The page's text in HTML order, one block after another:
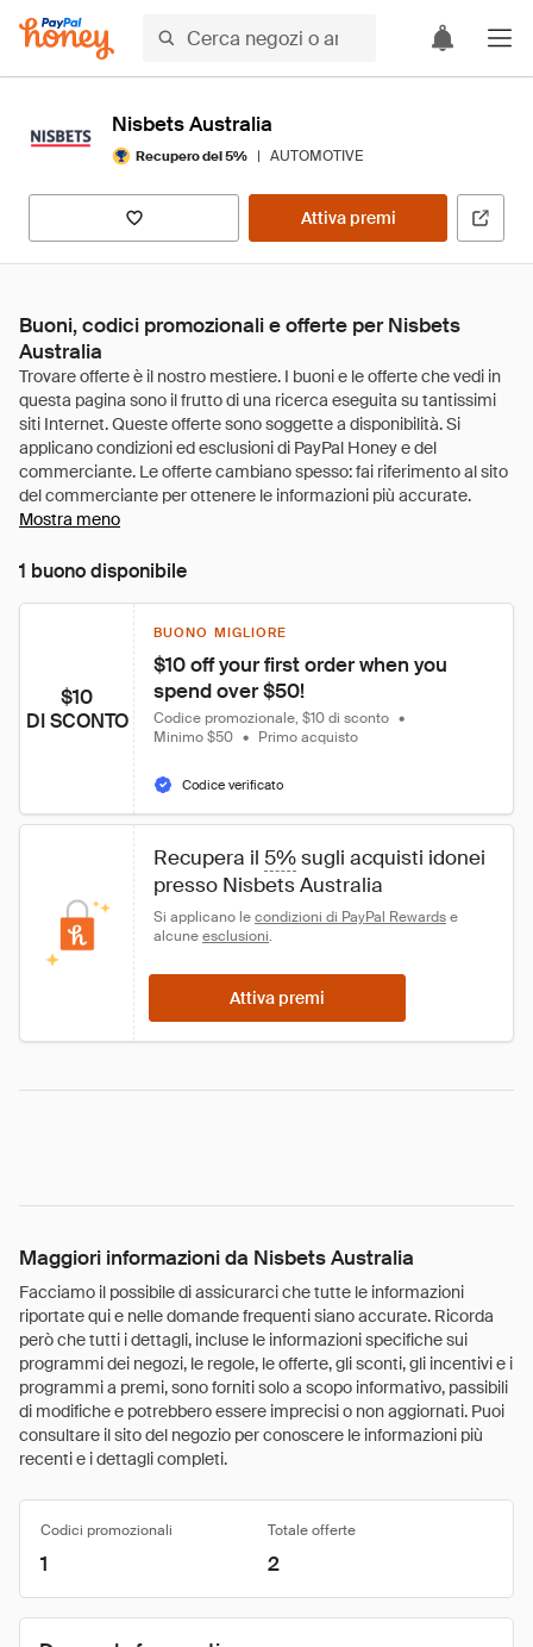
Nisbets Australia
Recupero del 5% | AUTOMOTIVE
Attiva premi
Buoni, codici promozionali e offerte per Nisbets
Australia
Mostra meno
1 buono disponibile
$10
DI SCONTO
BUONO MIGLIORE
$10 off your first order when you
spend over $50!
Codice promozionale, $10 di sconto •
Minimo $50 • Primo acquisto
Codice verificato
Recupera il 5% sugli acquisti idonei
presso Nisbets Australia
Si applicano le condizioni di PayPal Rewards e
alcune esclusioni.
Attiva premi
Maggiori informazioni da Nisbets Australia
Facciamo il possibile di assicurarci che tutte le informazioni
riportate qui e nelle domande frequenti siano accurate. Ricorda
però che tutti i dettagli, incluse le informazioni specifiche sui
programmi dei negozi, le regole, le offerte, gli sconti, gli incentivi e i
programmi a premi, sono forniti solo a scopo informativo, passibili
di modifiche e potrebbero essere imprecisi o non aggiornati. Puoi
consultare il sito del negozio per conoscere le informazioni più
recenti e i dettagli completi.
Codici promozionali Totale offerte
1 2